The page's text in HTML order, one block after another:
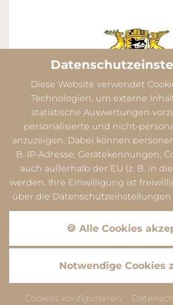
Diese Website verwendet
Technologien, um externe
statistische Auswertungen
personalisierte und nicht-
anzuzeigen. Dabei können
B. IP-Adresse, Gerätekennungen,
auch außerhalb der EU (z. B. in
werden. Ihre Einwilligung ist
über die
🍪 Alle Cookies
Notwendige Cookies
Cookies konfigurieren
Datenschutz
"Google" akzeptieren.
AkzeptierenEinstellungen
Datenschutz
"ADDITIVE GmbH" akzeptieren.